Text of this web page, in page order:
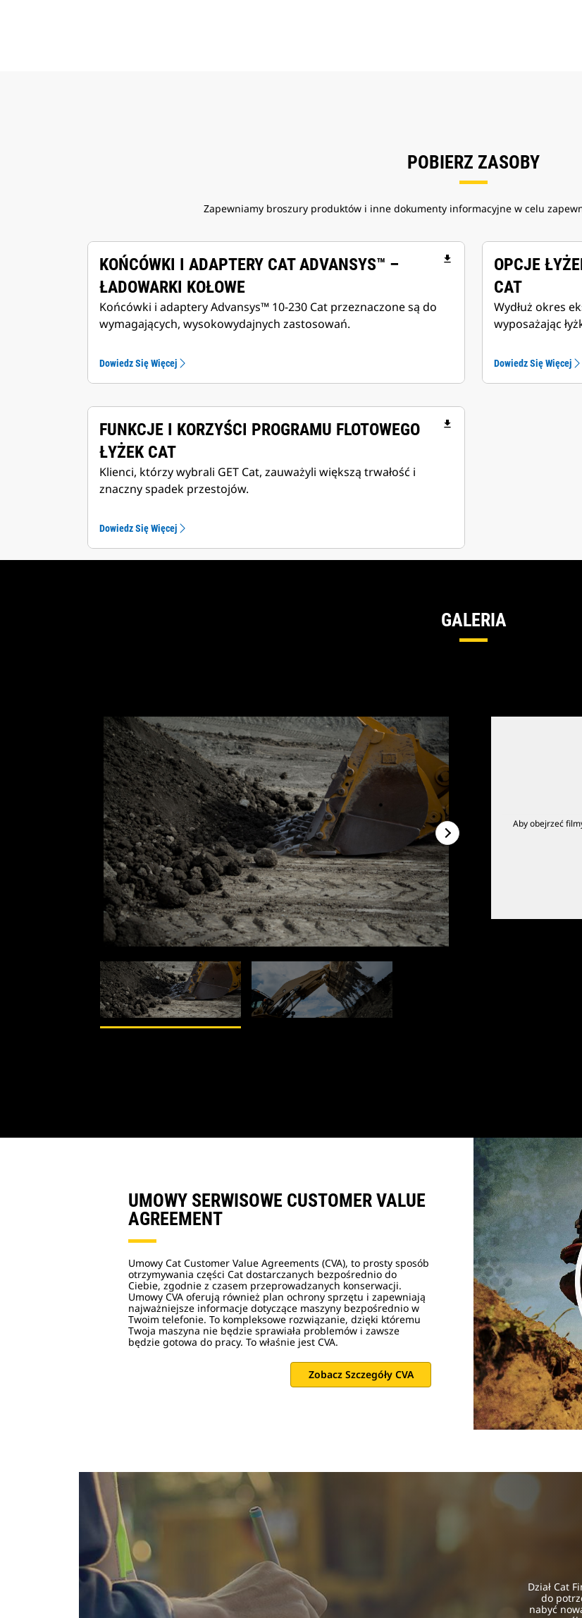
POBIERZ ZASOBY
Zapewniamy broszury produktów i inne dokumenty informacyjne w celu
KOŃCÓWKI I ADAPTERY CAT ADVANSYS™ –
ŁADOWARKI KOŁOWE
file_download
Końcówki i adaptery Advansys™ 10-230 Cat przeznaczone są do
wymagających, wysokowydajnych zastosowań.
Dowiedz Się Więcej
OPCJE
CAT
Wydłuż okres
wyposażając
Dowiedz Się Więcej
FUNKCJE I KORZYŚCI PROGRAMU FLOTOWEGO
ŁYŻEK CAT
file_download
Klienci, którzy wybrali GET Cat, zauważyli większą trwałość i
znaczny spadek przestojów.
Dowiedz Się Więcej
GALERIA
Aby obejrzeć
UMOWY SERWISOWE CUSTOMER VALUE
AGREEMENT
Umowy Cat Customer Value Agreements (CVA), to prosty sposób
otrzymywania części Cat dostarczanych bezpośrednio do
Ciebie, zgodnie z czasem przeprowadzanych konserwacji.
Umowy CVA oferują również plan ochrony sprzętu i zapewniają
najważniejsze informacje dotyczące maszyny bezpośrednio w
Twoim telefonie. To kompleksowe rozwiązanie, dzięki któremu
Twoja maszyna nie będzie sprawiała problemów i zawsze
będzie gotowa do pracy. To właśnie jest CVA.
Zobacz Szczegóły CVA
Dział Cat
do
nabyć